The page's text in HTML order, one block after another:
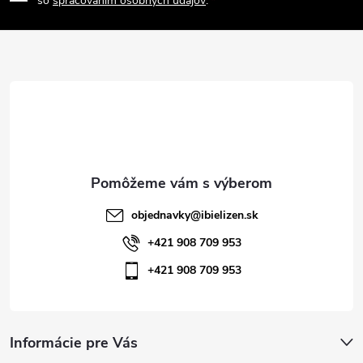
p
Informácie pre Vás
objednavky@ibielizen.sk
+421 908 709 953
+421 908 709 953